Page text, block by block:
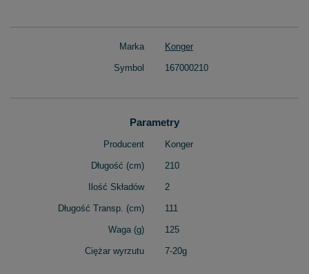
Marka Konger
Symbol 167000210
Parametry
Producent Konger
Długość (cm) 210
Ilość Składów 2
Długość Transp. (cm) 111
Waga (g) 125
Ciężar wyrzutu 7-20g